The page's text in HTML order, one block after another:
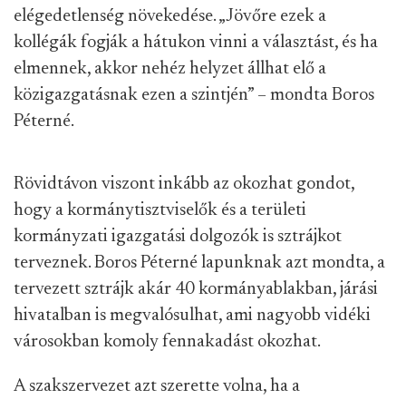
elégedetlenség növekedése. „Jövőre ezek a
kollégák fogják a hátukon vinni a választást, és ha
elmennek, akkor nehéz helyzet állhat elő a
közigazgatásnak ezen a szintjén” – mondta Boros
Péterné.
Rövidtávon viszont inkább az okozhat gondot,
hogy a kormánytisztviselők és a területi
kormányzati igazgatási dolgozók is sztrájkot
terveznek. Boros Péterné lapunknak azt mondta, a
tervezett sztrájk akár 40 kormányablakban, járási
hivatalban is megvalósulhat, ami nagyobb vidéki
városokban komoly fennakadást okozhat.
A szakszervezet azt szerette volna, ha a